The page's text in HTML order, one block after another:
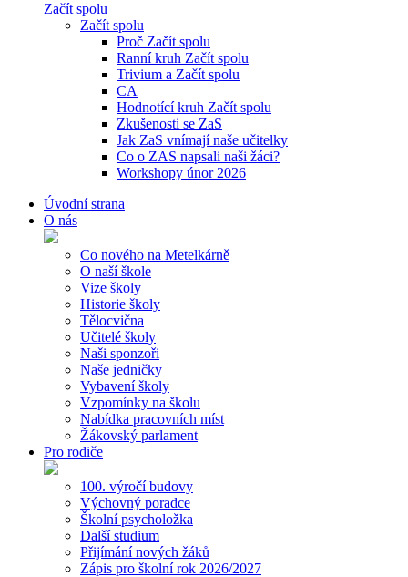
Začít spolu
Začít spolu
Proč Začít spolu
Ranní kruh Začít spolu
Trivium a Začít spolu
CA
Hodnotící kruh Začít spolu
Zkušenosti se ZaS
Jak ZaS vnímají naše učitelky
Co o ZAS napsali naši žáci?
Workshopy únor 2026
Úvodní strana
O nás
Co nového na Metelkárně
O naší škole
Vize školy
Historie školy
Tělocvična
Učitelé školy
Naši sponzoři
Naše jedničky
Vybavení školy
Vzpomínky na školu
Nabídka pracovních míst
Žákovský parlament
Pro rodiče
100. výročí budovy
Výchovný poradce
Školní psycholožka
Další studium
Přijímání nových žáků
Zápis pro školní rok 2026/2027